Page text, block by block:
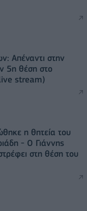
Απέναντι στην
5η θέση στο
stream)
η θητεία του
- Ο Γιάννης
στη θέση του